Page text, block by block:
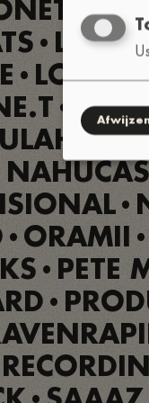
• LINEA
• LOUNJI
•
MAY
•
• ORAMII •
• PETE
•